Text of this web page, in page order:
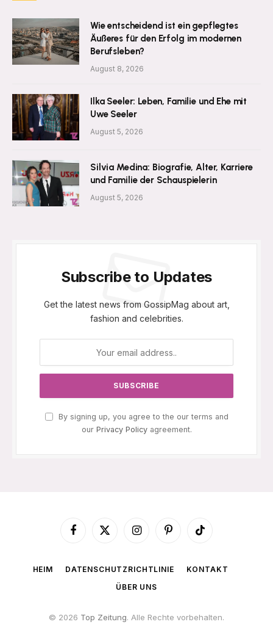
Wie entscheidend ist ein gepflegtes
Äußeres für den Erfolg im modernen
Berufsleben?
August 8, 2026
Ilka Seeler: Leben, Familie und Ehe mit
Uwe Seeler
August 5, 2026
Silvia Medina: Biografie, Alter, Karriere
und Familie der Schauspielerin
August 5, 2026
Subscribe to Updates
Get the latest news from GossipMag about art,
fashion and celebrities.
By signing up, you agree to the our terms and
our Privacy Policyagreement.
Facebook
X
InstagramPinterestTikTok
HEIM DATENSCHUTZRICHTLINIE
KONTAKT
ÜBER UNS
© 2026 Top Zeitung. Alle Rechte vorbehalten.